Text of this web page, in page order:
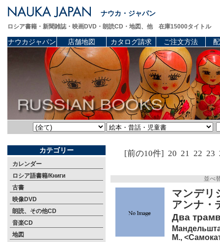
ナウカ・ジャパン
ロシア書籍・新聞雑誌・映画DVD・朗読CD・地図、他 在庫15000タイトル
ナウカジャパン 店舗地図 カタログ請求 ご注文方法
カテゴリー
カレンダー
ロシア語書籍/Книги
古書
映像DVD
朗読、その他CD
音楽CD
地図
[前の10件] 20 21 22 23
並べ
マンデ
アンナ・
Два
М.,